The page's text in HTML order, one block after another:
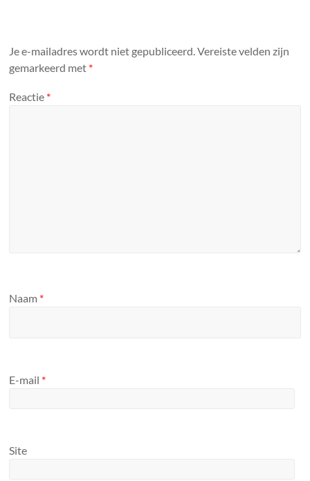
Je e-mailadres wordt niet gepubliceerd.Vereiste velden zijn
gemarkeerd met *
Reactie *
Naam *
E-mail *
Site